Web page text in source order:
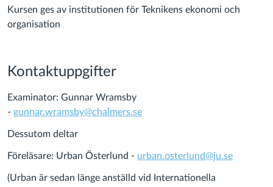
Kursen ges av institutionen för Teknikens ekonomi och
organisation
Kontaktuppgifter
Examinator: Gunnar Wramsby
- gunnar.wramsby@chalmers.se
Dessutom deltar
Föreläsare: Urban Österlund - urban.osterlund@ju.se
(Urban är sedan länge anställd vid Internationella